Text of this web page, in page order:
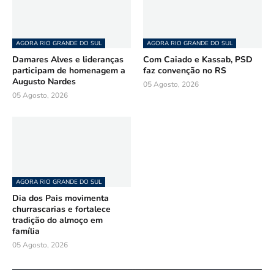
AGORA RIO GRANDE DO SUL
Damares Alves e lideranças
participam de homenagem a
Augusto Nardes
05 Agosto, 2026
AGORA RIO GRANDE DO SUL
Com Caiado e Kassab, PSD
faz convenção no RS
05 Agosto, 2026
AGORA RIO GRANDE DO SUL
Dia dos Pais movimenta
churrascarias e fortalece
tradição do almoço em
família
05 Agosto, 2026